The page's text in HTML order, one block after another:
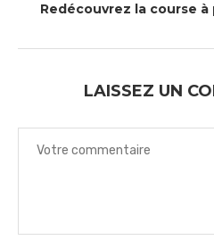
Redécouvrez la course
LAISSEZ UN